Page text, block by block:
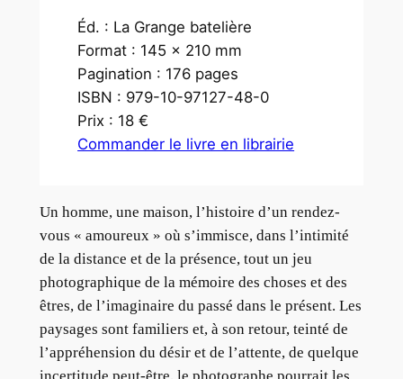
Éd. : La Grange batelière
Format : 145 x 210 mm
Pagination : 176 pages
ISBN : 979-10-97127-48-0
Prix : 18 €
Commander le livre en librairie
Un homme, une maison, l’histoire d’un rendez-
vous « amoureux » où s’immisce, dans l’intimité
de la distance et de la présence, tout un jeu
photographique de la mémoire des choses et des
êtres, de l’imaginaire du passé dans le présent. Les
paysages sont familiers et, à son retour, teinté de
l’appréhension du désir et de l’attente, de quelque
incertitude peut-être, le photographe pourrait les